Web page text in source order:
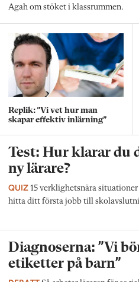
Agah om stöket i klassrummen.
Replik: ”Vi vet hur man
skapar effektiv inlärning”
Test: Hur klarar du
ny lärare?
QUIZ 15 verklighetsnära
hitta ditt första jobb till
Diagnoserna: ”Vi
etiketter på barn”